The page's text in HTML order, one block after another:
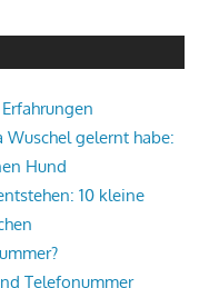
Wuschel gelernt habe:
Hund
10 kleine
Telefonummer